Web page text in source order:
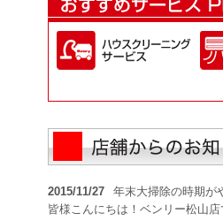
2015/11/27
年末大掃除の時期が
皆様こんにちは！ベンリー松山店